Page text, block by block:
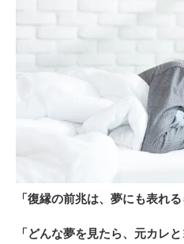
「復縁の前兆は、夢にも表れる
「どんな夢を見たら、元カレ